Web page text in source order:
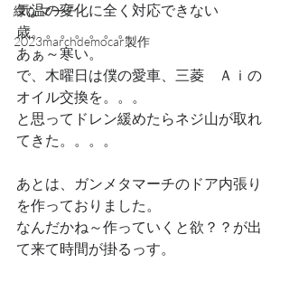
緑なマーチ
2023marchdemocar製作
気温の変化に全く対応できない
歳。。。。。。。
あぁ～寒い。
で、木曜日は僕の愛車、三菱　Ａｉの
オイル交換を。。。
と思ってドレン緩めたらネジ山が取れ
てきた。。。。
あとは、ガンメタマーチのドア内張り
を作っておりました。
なんだかね～作っていくと欲？？が出
て来て時間が掛るっす。